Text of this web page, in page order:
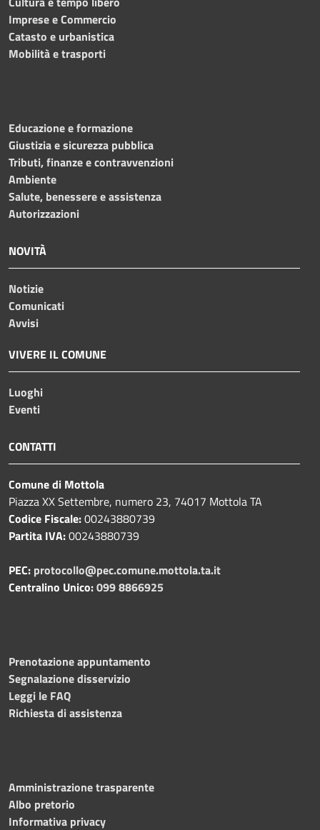
Imprese e Commercio
Catasto e urbanistica
Mobilità e trasporti
Educazione e formazione
Giustizia e sicurezza pubblica
Tributi, finanze e contravvenzioni
Ambiente
Salute, benessere e assistenza
Autorizzazioni
NOVITÀ
Notizie
Comunicati
Avvisi
VIVERE IL COMUNE
Luoghi
Eventi
CONTATTI
Comune di Mottola
Piazza XX Settembre, numero 23, 74017 Mottola TA
Codice Fiscale:00243880739
Partita IVA:00243880739
PEC: protocollo@pec.comune.mottola.ta.it
Centralino Unico:099 8866925
Prenotazione appuntamento
Segnalazione disservizio
Leggi le FAQ
Richiesta di assistenza
Amministrazione trasparente
Albo pretorio
Informativa privacy